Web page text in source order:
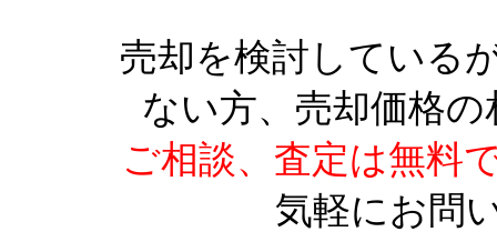
売却を検討している
ない方、売却価格
ご相談、査定は無料
気軽にお問